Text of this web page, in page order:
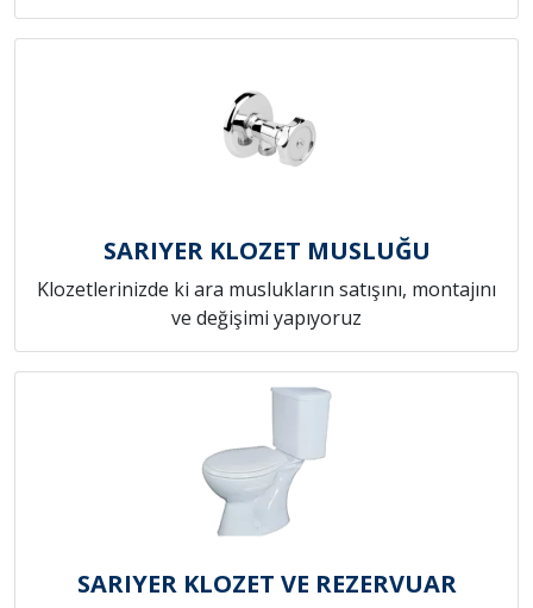
SARIYER KLOZET MUSLUĞU
Klozetlerinizde ki ara muslukların satışını, montajını
ve değişimi yapıyoruz
SARIYER KLOZET VE REZERVUAR